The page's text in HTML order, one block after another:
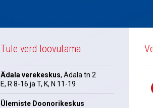
Tule verd loovutama
Ädala verekeskus, Ädala tn 2
E, R 8-16 ja T, K, N 11-19
Ülemiste Doonorikeskus